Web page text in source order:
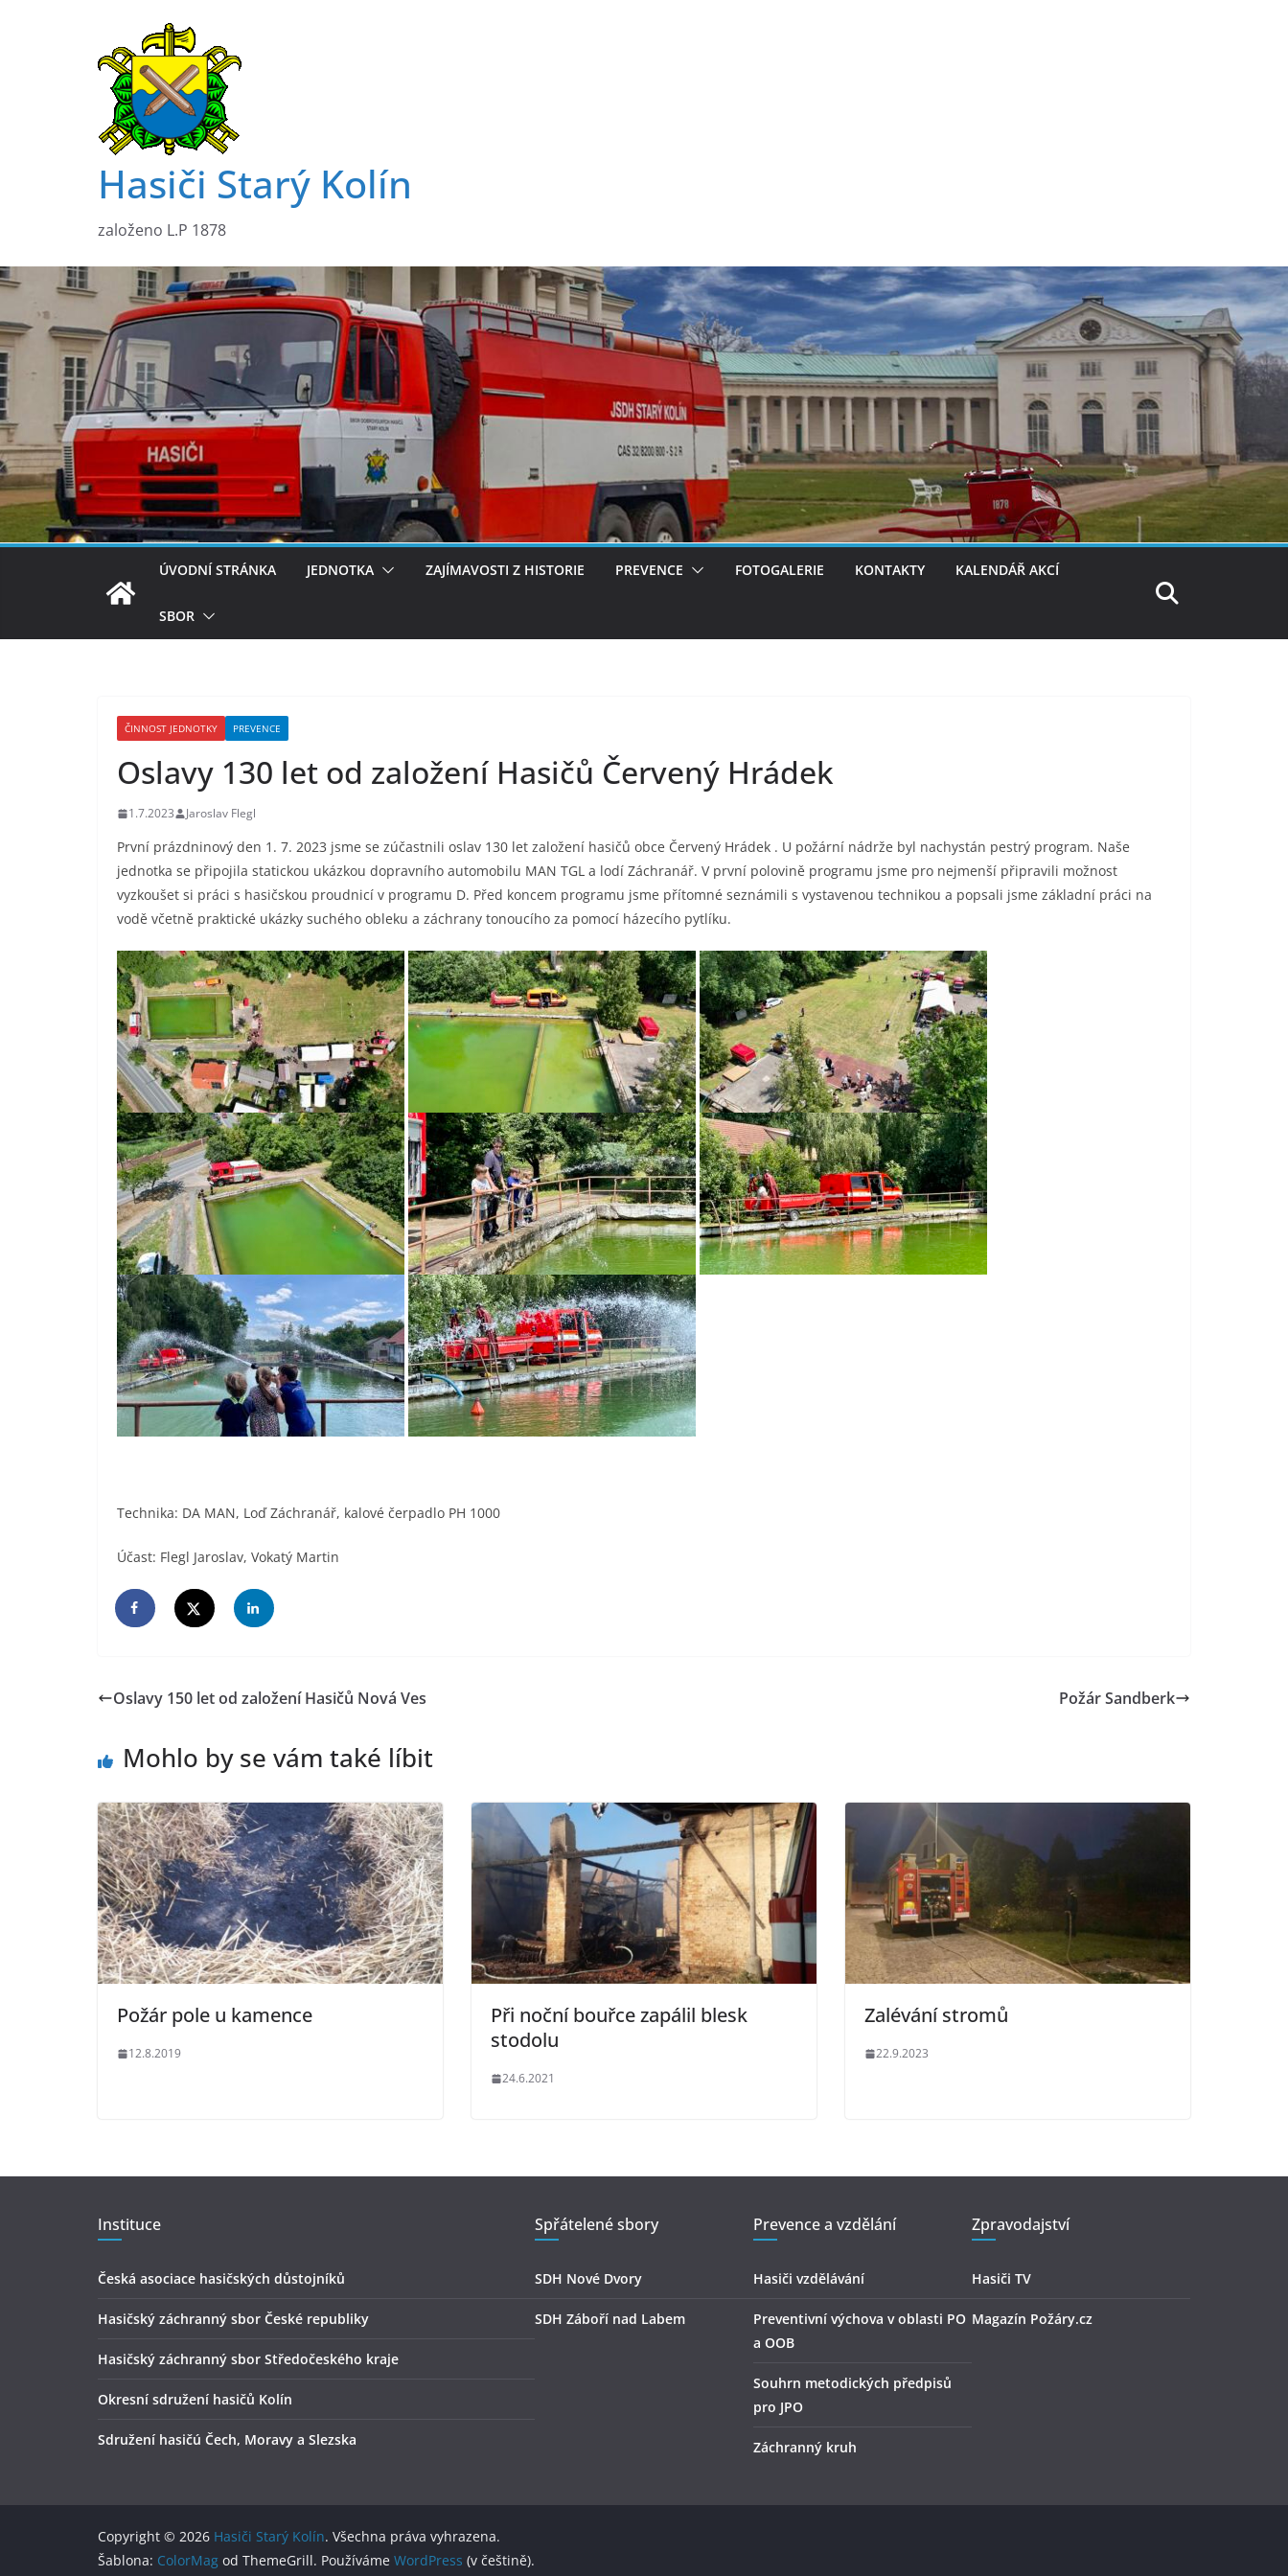
Hasiči Starý Kolín
založeno L.P 1878
ÚVODNÍ STRÁNKA JEDNOTKA ZAJÍMAVOSTI Z HISTORIE PREVENCE FOTOGALERIE KONTAKTY KALENDÁŘ AKCÍ
SBOR
ČINNOST JEDNOTKY PREVENCE
Oslavy 130 let od založení Hasičů Červený Hrádek
1.7.2023 Jaroslav Flegl
První prázdninový den 1. 7. 2023 jsme se zúčastnili oslav 130 let založení hasičů obce Červený Hrádek . U požární nádrže byl nachystán pestrý program. Naše
jednotka se připojila statickou ukázkou dopravního automobilu MAN TGL a lodí Záchranář. V první polovině programu jsme pro nejmenší připravili možnost
vyzkoušet si práci s hasičskou proudnicí v programu D. Před koncem programu jsme přítomné seznámili s vystavenou technikou a popsali jsme základní práci na
vodě včetně praktické ukázky suchého obleku a záchrany tonoucího za pomocí házecího pytlíku.
Technika: DA MAN, Loď Záchranář, kalové čerpadlo PH 1000
Účast: Flegl Jaroslav, Vokatý Martin
Oslavy 150 let od založení Hasičů Nová Ves Požár Sandberk
Mohlo by se vám také líbit
Požár pole u kamence
12.8.2019
Při noční bouřce zapálil blesk
stodolu
24.6.2021
Zalévání stromů
22.9.2023
Instituce
Česká asociace hasičských důstojníků
Hasičský záchranný sbor České republiky
Hasičský záchranný sbor Středočeského kraje
Okresní sdružení hasičů Kolín
Sdružení hasičú Čech, Moravy a Slezska
Spřátelené sbory
SDH Nové Dvory
SDH Záboří nad Labem
Prevence a vzdělání
Hasiči vzdělávání
Preventivní výchova v oblasti PO
a OOB
Souhrn metodických předpisů
pro JPO
Záchranný kruh
Zpravodajství
Hasiči TV
Magazín Požáry.cz
Copyright © 2026 Hasiči Starý Kolín. Všechna práva vyhrazena.
Šablona: ColorMag od ThemeGrill. Používáme WordPress (v češtině).